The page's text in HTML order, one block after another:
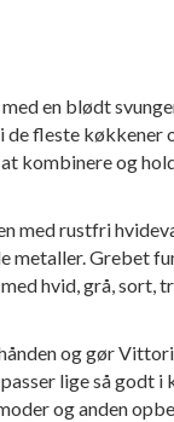
en blødt
de fleste køkkener
kombinere og
med rustfri
metaller. Grebet
hvid, grå, sort,
og gør
lige så godt i
og anden